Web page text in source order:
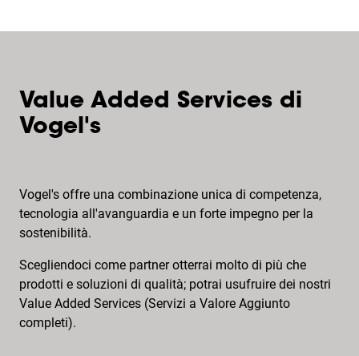
Value Added Services di
Vogel's
Vogel's offre una combinazione unica di competenza,
tecnologia all'avanguardia e un forte impegno per la
sostenibilità.
Scegliendoci come partner otterrai molto di più che
prodotti e soluzioni di qualità; potrai usufruire dei nostri
Value Added Services (Servizi a Valore Aggiunto
completi).